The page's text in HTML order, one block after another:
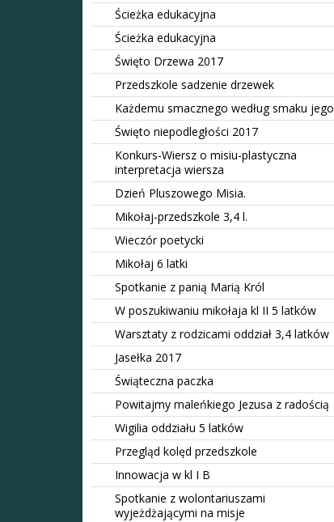
Ścieżka edukacyjna
Ścieżka edukacyjna
Święto Drzewa 2017
Przedszkole sadzenie drzewek
Każdemu smacznego według smaku jego
Święto niepodległości 2017
Konkurs-Wiersz o misiu-plastyczna
interpretacja wiersza
Dzień Pluszowego Misia.
Mikołaj-przedszkole 3,4 l.
Wieczór poetycki
Mikołaj 6 latki
Spotkanie z panią Marią Król
W poszukiwaniu mikołaja kl II 5 latków
Warsztaty z rodzicami oddział 3,4 latków
Jasełka 2017
Świąteczna paczka
Powitajmy maleńkiego Jezusa z radością
Wigilia oddziału 5 latków
Przegląd kolęd przedszkole
Innowacja w kl I B
Spotkanie z wolontariuszami
wyjeżdżającymi na misje